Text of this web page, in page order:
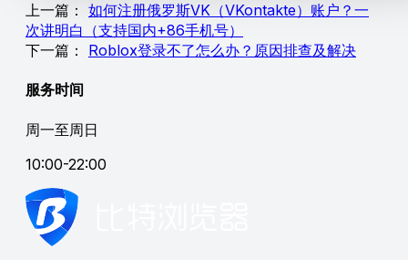
上一篇： 如何注册俄罗斯VK（VKontakte）账户？一
次讲明白（支持国内+86手机号）
下一篇： Roblox登录不了怎么办？原因排查及解决
服务时间
周一至周日
10:00-22:00